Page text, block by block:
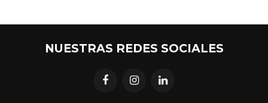
NUESTRAS REDES SOCIALES